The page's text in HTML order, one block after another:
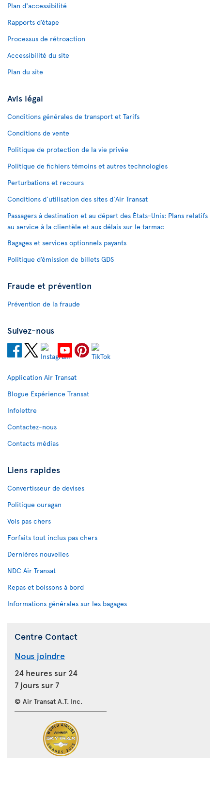
Plan d'accessibilité
Rapports d’étape
Processus de rétroaction
Accessibilité du site
Plan du site
Avis légal
Conditions générales de transport et Tarifs
Conditions de vente
Politique de protection de la vie privée
Politique de fichiers témoins et autres technologies
Perturbations et recours
Conditions d’utilisation des sites d'Air Transat
Passagers à destination et au départ des États-Unis: Plans relatifs
au service à la clientèle et aux délais sur le tarmac
Bagages et services optionnels payants
Politique d’émission de billets GDS
Fraude et prévention
Prévention de la fraude
Suivez-nous
Application Air Transat
Blogue Expérience Transat
Infolettre
Contactez-nous
Contacts médias
Liens rapides
Convertisseur de devises
Politique ouragan
Vols pas chers
Forfaits tout inclus pas chers
Dernières nouvelles
NDC Air Transat
Repas et boissons à bord
Informations générales sur les bagages
Centre Contact
Nous joindre
24 heures sur 24
7 jours sur 7
© Air Transat A.T. Inc.